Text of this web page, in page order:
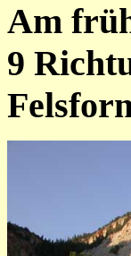
Am
9